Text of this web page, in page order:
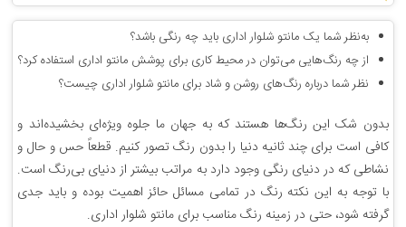
به‌نظر شما یک مانتو شلوار اداری باید چه رنگی باشد؟
از چه رنگ‌هایی می‌توان در محیط کاری برای پوشش مانتو اداری استفاده کرد؟
نظر شما درباره رنگ‌های روشن و شاد برای مانتو شلوار اداری چیست؟
بدون شک این رنگ‌ها هستند که به جهان ما جلوه ویژه‌ای بخشیده‌اند و
کافی است برای چند ثانیه دنیا را بدون رنگ تصور کنیم‌. قطعاً حس و حال و
نشاطی که در دنیای رنگی وجود دارد به مراتب بیشتر از دنیای بی‌رنگ است.
با توجه به این نکته رنگ در تمامی مسائل حائز اهمیت بوده و باید جدی
گرفته شود، حتی در زمینه رنگ مناسب برای مانتو شلوار اداری.